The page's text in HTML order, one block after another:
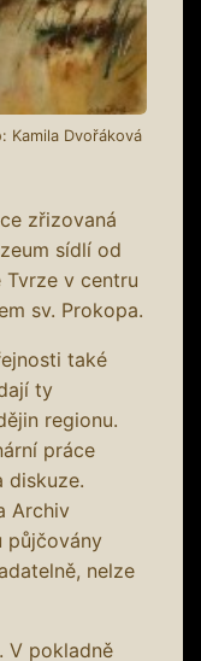
Kamila Dvořáková
zřizovaná
sídlí od
v centru
sv. Prokopa.
také
ty
regionu.
práce
diskuze.
Archiv
půjčovány
nelze
V pokladně